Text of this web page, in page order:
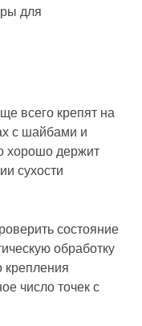
для
всего крепят на
с шайбами и
хорошо держит
сухости
состояние
обработку
крепления
число точек с